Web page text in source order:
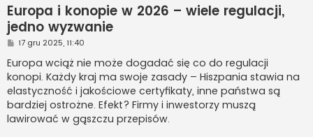
Europa i konopie w 2026 – wiele regulacji,
jedno wyzwanie
P
s
t
17 gru 2025, 11:40
Europa wciąż nie może dogadać się co do regulacji
konopi. Każdy kraj ma swoje zasady – Hiszpania stawia na
elastyczność i jakościowe certyfikaty, inne państwa są
bardziej ostrożne. Efekt? Firmy i inwestorzy muszą
lawirować w gąszczu przepisów.